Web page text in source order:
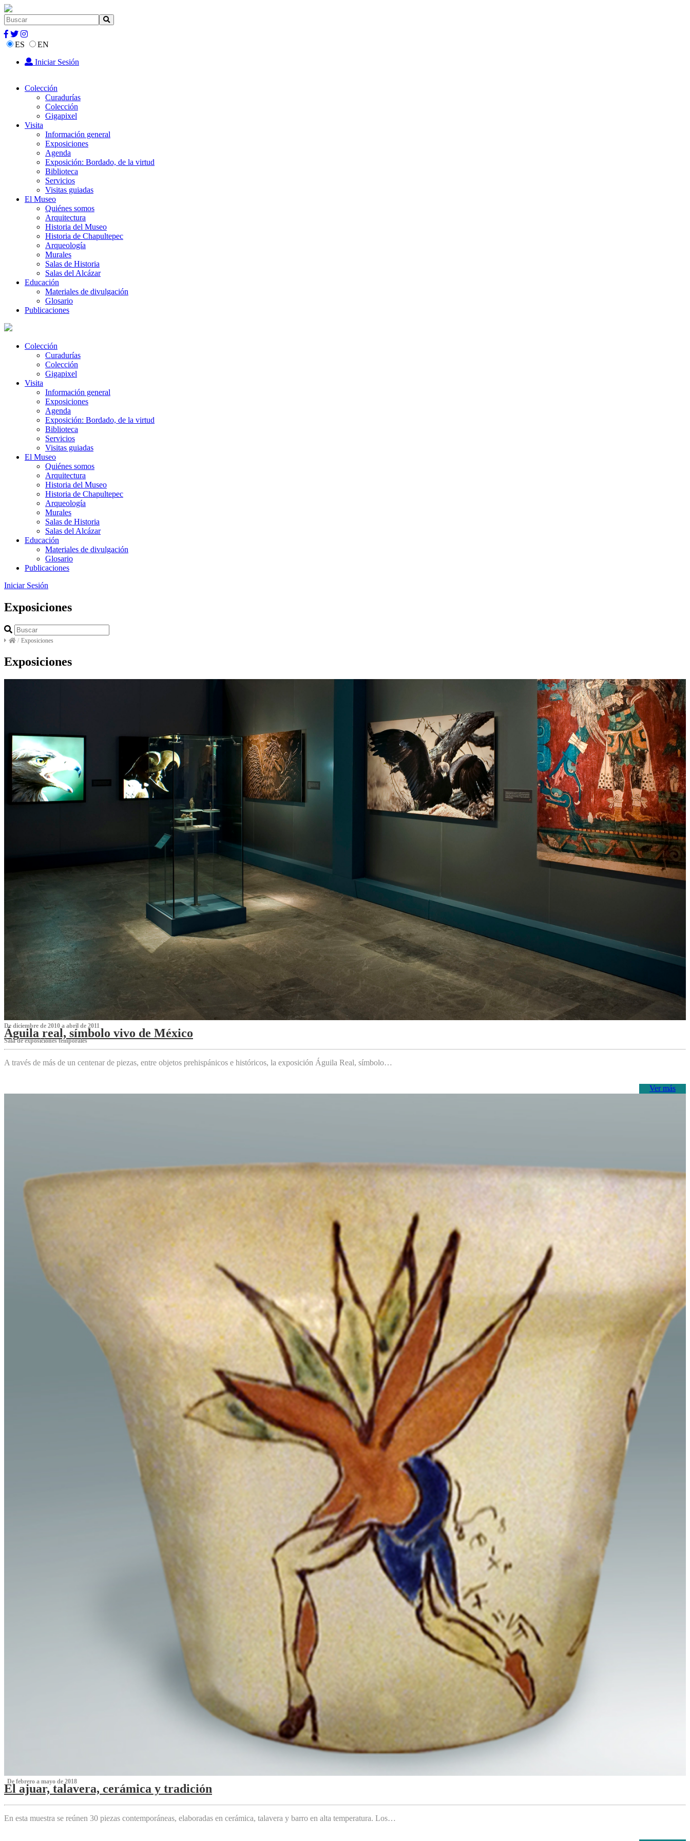
ES
EN
Iniciar Sesión
Colección
Curadurías
Colección
Gigapixel
Visita
Información general
Exposiciones
Agenda
Exposición: Bordado, de la virtud
Biblioteca
Servicios
Visitas guiadas
El Museo
Quiénes somos
Arquitectura
Historia del Museo
Historia de Chapultepec
Arqueología
Murales
Salas de Historia
Salas del Alcázar
Educación
Materiales de divulgación
Glosario
Publicaciones
Colección
Curadurías
Colección
Gigapixel
Visita
Información general
Exposiciones
Agenda
Exposición: Bordado, de la virtud
Biblioteca
Servicios
Visitas guiadas
El Museo
Quiénes somos
Arquitectura
Historia del Museo
Historia de Chapultepec
Arqueología
Murales
Salas de Historia
Salas del Alcázar
Educación
Materiales de divulgación
Glosario
Publicaciones
Iniciar Sesión
Exposiciones
/ Exposiciones
Exposiciones
De diciembre de 2010 a abril de 2011
Águila real, símbolo vivo de México
Sala de exposiciones temporales
A través de más de un centenar de piezas, entre objetos prehispánicos e históricos, la exposición Águila Real, símbolo…
Ver más
‌ De febrero a mayo de 2018
El ajuar, talavera, cerámica y tradición
‌
En esta muestra se reúnen 30 piezas contemporáneas, elaboradas en cerámica, talavera y barro en alta temperatura. Los…